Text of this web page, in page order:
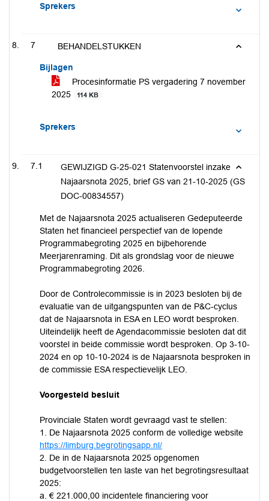
Sprekers
7 BEHANDELSTUKKEN
Bijlagen
Procesinformatie PS vergadering 7 november
2025
114 KB
Sprekers
7.1
GEWIJZIGD G-25-021 Statenvoorstel inzake
Najaarsnota 2025, brief GS van 21-10-2025 (GS
DOC-00834557)
Met de Najaarsnota 2025 actualiseren Gedeputeerde
Staten het financieel perspectief van de lopende
Programmabegroting 2025 en bijbehorende
Meerjarenraming. Dit als grondslag voor de nieuwe
Programmabegroting 2026.
Door de Controlecommissie is in 2023 besloten bij de
evaluatie van de uitgangspunten van de P&C-cyclus
dat de Najaarsnota in ESA en LEO wordt besproken.
Uiteindelijk heeft de Agendacommissie besloten dat dit
voorstel in beide commissie wordt besproken. Op 3-10-
2024 en op 10-10-2024 is de Najaarsnota besproken in
de commissie ESA respectievelijk LEO.
Voorgesteld besluit
Provinciale Staten wordt gevraagd vast te stellen:
1. De Najaarsnota 2025 conform de volledige website
https://limburg.begrotingsapp.nl/
2. De in de Najaarsnota 2025 opgenomen
budgetvoorstellen ten laste van het begrotingsresultaat
2025:
a. € 221.000,00 incidentele financiering voor